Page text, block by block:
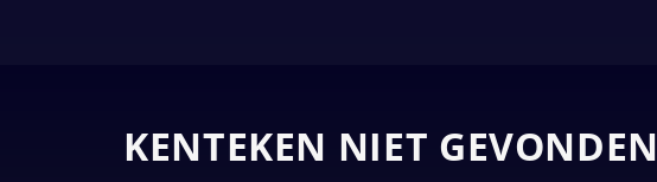
KENTEKEN NIET GEVONDEN